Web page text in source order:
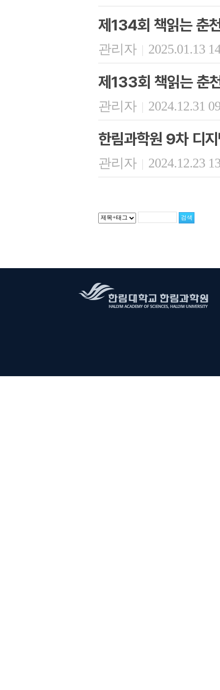
제134회 책읽는 춘
관리자 | 2025.01.13
제133회 책읽는 춘
관리자 | 2024.12.31
한림과학원 9차 디
관리자 | 2024.12.23